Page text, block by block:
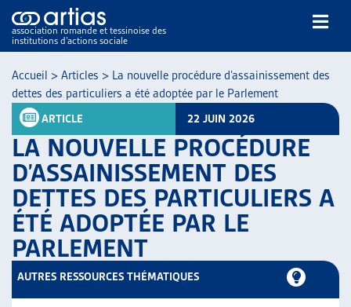
association romande et tessinoise des
institutions d’actions sociale
NOS PUBLICATIONS
ARTICLES
DOSSIERS DU MOIS
VEILLE
RESSOURCES
THÉMATIQUES
Accueil > Articles > La nouvelle procédure d’assainissement des
dettes des particuliers a été adoptée par le Parlement
ARTICLE 22 JUIN 2026
LA NOUVELLE PROCÉDURE
D’ASSAINISSEMENT DES
DETTES DES PARTICULIERS A
ÉTÉ ADOPTÉE PAR LE
PARLEMENT
AUTRES RESSOURCES THÉMATIQUES